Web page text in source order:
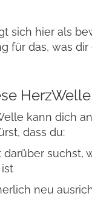
sich hier als
für das, was dir
kann dich
dass du:
darüber suchst,
neu